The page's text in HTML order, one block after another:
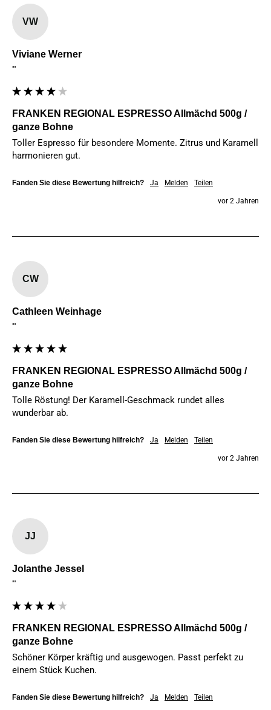
VW
Viviane Werner
""
FRANKEN REGIONAL ESPRESSO Allmächd 500g /
ganze Bohne
Toller Espresso für besondere Momente. Zitrus und Karamell
harmonieren gut.
Fanden Sie diese Bewertung hilfreich? Ja Melden Teilen
vor 2 Jahren
CW
Cathleen Weinhage
""
FRANKEN REGIONAL ESPRESSO Allmächd 500g /
ganze Bohne
Tolle Röstung! Der Karamell-Geschmack rundet alles
wunderbar ab.
Fanden Sie diese Bewertung hilfreich? Ja Melden Teilen
vor 2 Jahren
JJ
Jolanthe Jessel
""
FRANKEN REGIONAL ESPRESSO Allmächd 500g /
ganze Bohne
Schöner Körper kräftig und ausgewogen. Passt perfekt zu
einem Stück Kuchen.
Fanden Sie diese Bewertung hilfreich? Ja Melden Teilen